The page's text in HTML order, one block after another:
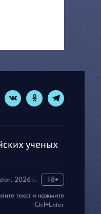
ученых
2026 г.
18+
текст и нажмите
Ctrl+Enter